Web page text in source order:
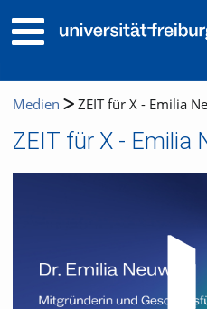
Medien ZEIT für X - Emilia